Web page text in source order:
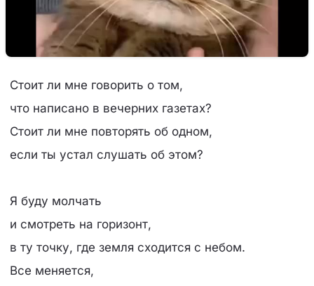
Стоит ли мне говорить о том,
что написано в вечерних газетах?
Стоит ли мне повторять об одном,
если ты устал слушать об этом?
Я буду молчать
и смотреть на горизонт,
в ту точку, где земля сходится с небом.
Все меняется,